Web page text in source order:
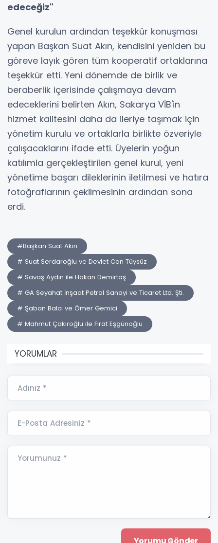
edeceğiz"
Genel kurulun ardından teşekkür konuşması
yapan Başkan Suat Akın, kendisini yeniden bu
göreve layık gören tüm kooperatif ortaklarına
teşekkür etti. Yeni dönemde de birlik ve
beraberlik içerisinde çalışmaya devam
edeceklerini belirten Akın, Sakarya VİB'in
hizmet kalitesini daha da ileriye taşımak için
yönetim kurulu ve ortaklarla birlikte özveriyle
çalışacaklarını ifade etti. Üyelerin yoğun
katılımla gerçekleştirilen genel kurul, yeni
yönetime başarı dileklerinin iletilmesi ve hatıra
fotoğraflarının çekilmesinin ardından sona
erdi.
#Başkan Suat Akın
# Suat Serdaroğlu ve Devlet Can Tüysüz
# Savaş Aydın ile Hakan Demirtaş
# GA Seyahat İnşaat Petrol Sanayi ve Ticaret Ltd. Şti.
# Şaban Balcı ve Ömer Gemici
# Mahmut Çakıroğlu ile Fırat Eşgünoğlu
YORUMLAR
Adınız *
E-Posta Adresiniz *
Yorumunuz *